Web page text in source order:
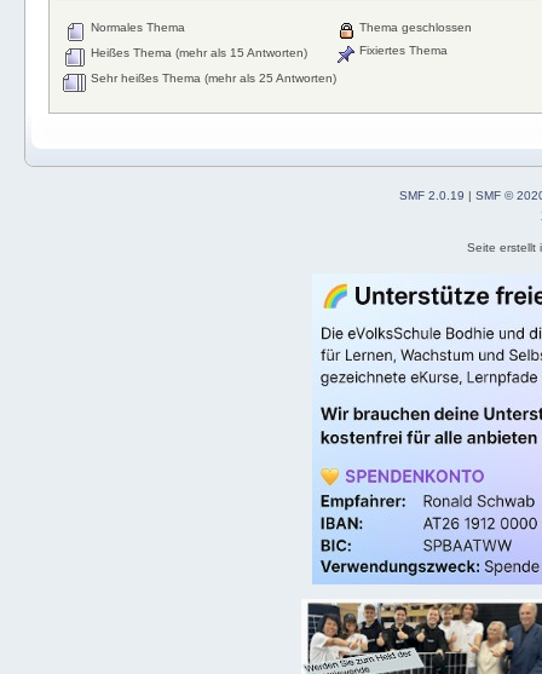
Normales Thema
Heißes Thema (mehr als 15 Antworten)
Sehr heißes Thema (mehr als 25 Antworten)
Thema geschlossen
Fixiertes Thema
SMF 2.0.19 |SMF ©
Seite erstellt